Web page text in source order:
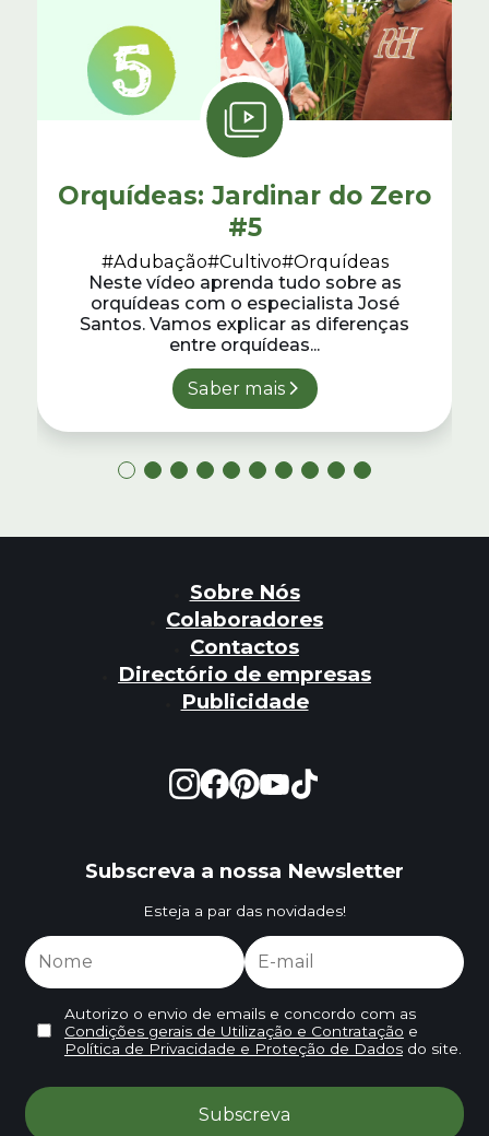
Orquídeas: Jardinar do Zero
#5
#Adubação#Cultivo#Orquídeas
Neste vídeo aprenda tudo sobre as
orquídeas com o especialista José
Santos. Vamos explicar as diferenças
entre orquídeas...
Saber mais
Sobre Nós
Colaboradores
Contactos
Directório de empresas
Publicidade
Subscreva a nossa Newsletter
Esteja a par das novidades!
Autorizo o envio de emails e concordo com as
Condições gerais de Utilização e Contratação e
Política de Privacidade e Proteção de Dadosdo site.